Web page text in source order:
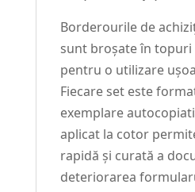
Borderourile de
sunt broșate în topuri
pentru o utilizare
Fiecare set este
exemplare
aplicat la cotor
rapidă și curată a
deteriorarea